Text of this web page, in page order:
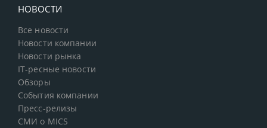
НОВОСТИ
Все новости
Новости компании
Новости рынка
IT-ресные новости
Обзоры
События компании
Пресс-релизы
СМИ о MICS